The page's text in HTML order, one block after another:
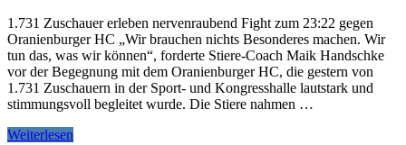
1.731 Zuschauer erleben nervenraubend Fight zum 23:22 gegen
Oranienburger HC „Wir brauchen nichts Besonderes machen. Wir
tun das, was wir können“, forderte Stiere-Coach Maik Handschke
vor der Begegnung mit dem Oranienburger HC, die gestern von
1.731 Zuschauern in der Sport- und Kongresshalle lautstark und
stimmungsvoll begleitet wurde. Die Stiere nahmen …
Weiterlesen